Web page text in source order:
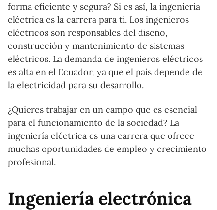
forma eficiente y segura? Si es así, la ingeniería
eléctrica es la carrera para ti. Los ingenieros
eléctricos son responsables del diseño,
construcción y mantenimiento de sistemas
eléctricos. La demanda de ingenieros eléctricos
es alta en el Ecuador, ya que el país depende de
la electricidad para su desarrollo.
¿Quieres trabajar en un campo que es esencial
para el funcionamiento de la sociedad? La
ingeniería eléctrica es una carrera que ofrece
muchas oportunidades de empleo y crecimiento
profesional.
Ingeniería electrónica